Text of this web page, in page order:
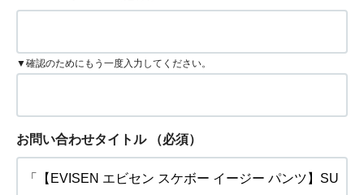
▼確認のためにもう一度入力してください。
お問い合わせタイトル （必須）